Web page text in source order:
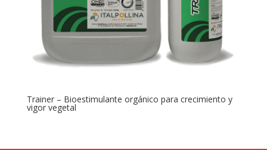
Trainer – Bioestimulante orgánico para crecimiento y
vigor vegetal